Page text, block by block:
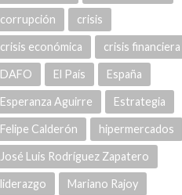
corrupción crisis
crisis económica crisis financiera
DAFO El País España
Esperanza Aguirre Estrategia
Felipe Calderón hipermercados
José Luis Rodríguez Zapatero
liderazgo Mariano Rajoy